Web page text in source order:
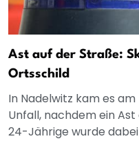
Ast auf der Straße:
Ortsschild
In Nadelwitz kam es
Unfall, nachdem ein
24-Jährige wurde